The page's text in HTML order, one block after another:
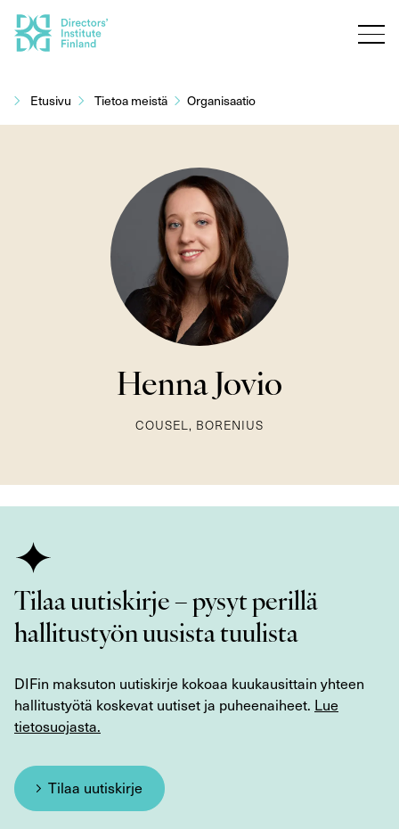
sisältöön
Etusivu Tietoa meistä Organisaatio
Henna Jovio
COUSEL, BORENIUS
Tilaa uutiskirje – pysyt perillä
hallitustyön uusista tuulista
DIFin maksuton uutiskirje kokoaa kuukausittain yhteen
hallitustyötä koskevat uutiset ja puheenaiheet. Lue
tietosuojasta.
Tilaa uutiskirje